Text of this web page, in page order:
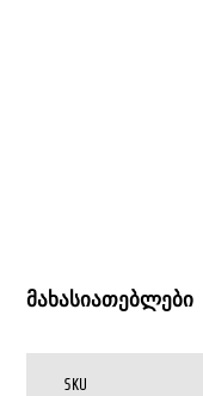
მახასიათებლები
SKU